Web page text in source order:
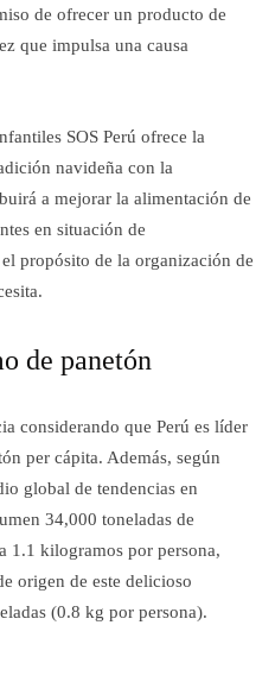
de ofrecer un producto de
que impulsa una causa
SOS Perú ofrece la
navideña con la
a mejorar la alimentación de
en situación de
propósito de la organización de
de panetón
considerando que Perú es líder
per cápita. Además, según
global de tendencias en
34,000 toneladas de
1.1 kilogramos por persona,
origen de este delicioso
(0.8 kg por persona).